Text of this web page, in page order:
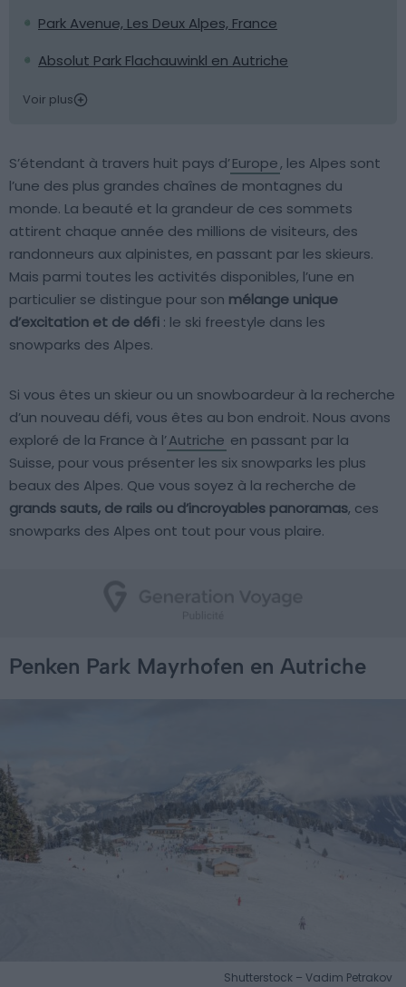
Park Avenue, Les Deux Alpes, France
Absolut Park Flachauwinkl en Autriche
Voir plus
S’étendant à travers huit pays d’Europe, les Alpes sont
l’une des plus grandes chaînes de montagnes du
monde. La beauté et la grandeur de ces sommets
attirent chaque année des millions de visiteurs, des
randonneurs aux alpinistes, en passant par les skieurs.
Mais parmi toutes les activités disponibles, l’une en
particulier se distingue pour son mélange unique
d’excitation et de défi : le ski freestyle dans les
snowparks des Alpes.
Si vous êtes un skieur ou un snowboardeur à la recherche
d’un nouveau défi, vous êtes au bon endroit. Nous avons
exploré de la France à l’Autriche en passant par la
Suisse, pour vous présenter les six snowparks les plus
beaux des Alpes. Que vous soyez à la recherche de
grands sauts, de rails ou d’incroyables panoramas, ces
snowparks des Alpes ont tout pour vous plaire.
Penken Park Mayrhofen en Autriche
Shutterstock – Vadim Petrakov